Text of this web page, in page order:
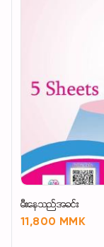
မီးနေသည်အခင်း
11,800 MMK